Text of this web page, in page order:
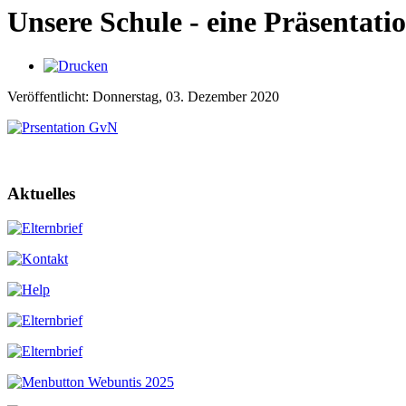
Unsere Schule - eine
Veröffentlicht: Donnerstag, 03. Dezember 2020
Aktuelles